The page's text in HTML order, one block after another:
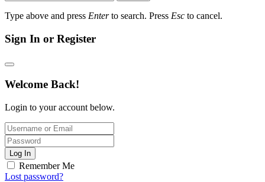
Type above and press Enterto search. Press Esc to cancel.
Sign In or Register
Welcome Back!
Login to your account below.
Log In
Remember Me
Lost password?